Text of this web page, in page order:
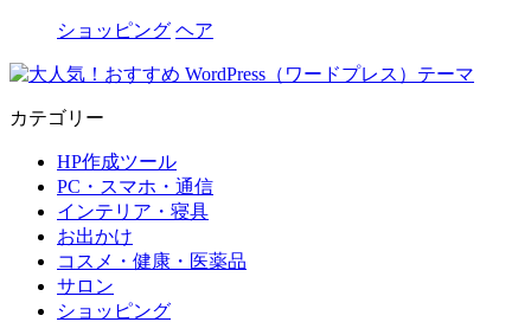
ショッピング ヘア
カテゴリー
HP作成ツール
PC・スマホ・通信
インテリア・寝具
お出かけ
コスメ・健康・医薬品
サロン
ショッピング